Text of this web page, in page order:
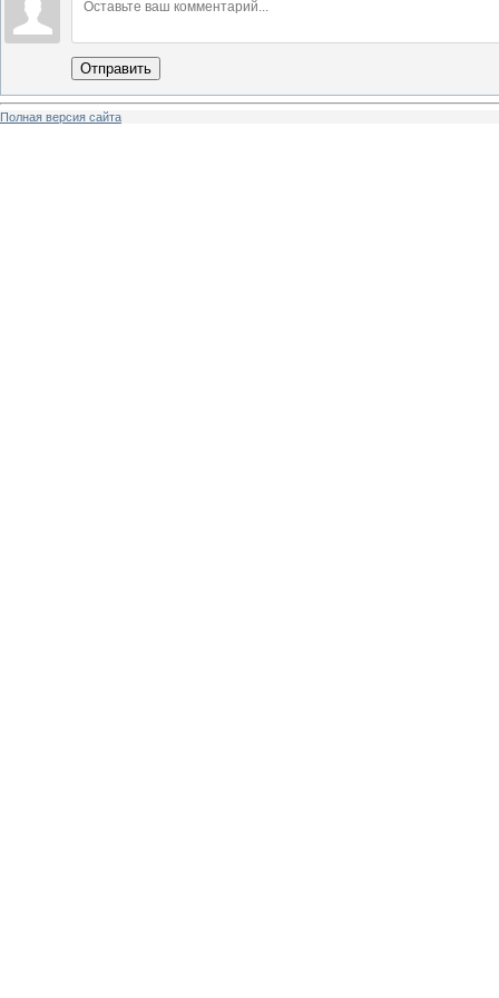
Отправить
Полная версия сайта